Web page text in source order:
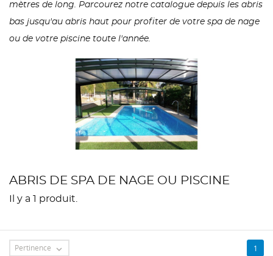
mètres de long. Parcourez notre catalogue depuis les abris
bas jusqu'au abris haut pour profiter de votre spa de nage
ou de votre piscine toute l'année.
ABRIS DE SPA DE NAGE OU PISCINE
Il y a 1 produit.
Pertinence  1